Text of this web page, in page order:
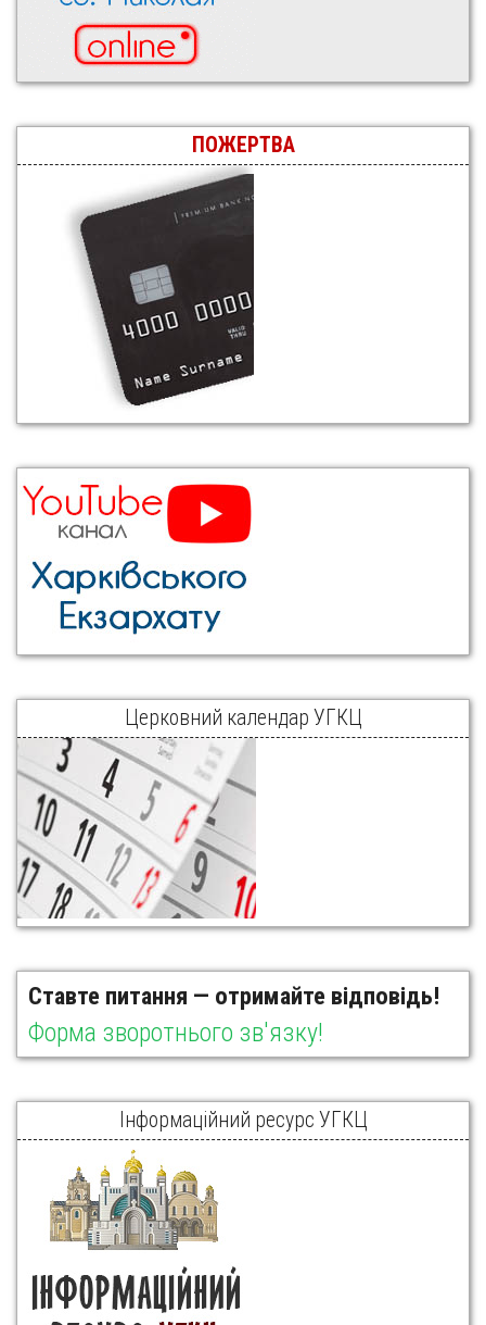
ПОЖЕРТВА
Церковний календар УГКЦ
Ставте питання — отримайте відповідь!
Форма зворотнього зв'язку!
Інформаційний ресурс УГКЦ